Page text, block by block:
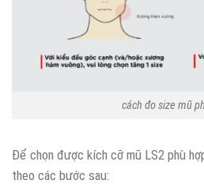
cách đo size mũ
Để chọn được kích cỡ mũ LS2 phù
theo các bước sau: